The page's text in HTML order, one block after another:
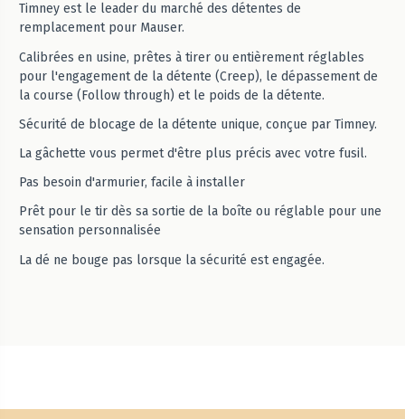
Timney est le leader du marché des détentes de
remplacement pour Mauser.
Calibrées en usine, prêtes à tirer ou entièrement réglables
pour l'engagement de la détente (Creep), le dépassement de
la course (Follow through) et le poids de la détente.
Sécurité de blocage de la détente unique, conçue par Timney.
La gâchette vous permet d'être plus précis avec votre fusil.
Pas besoin d'armurier, facile à installer
Prêt pour le tir dès sa sortie de la boîte ou réglable pour une
sensation personnalisée
La dé ne bouge pas lorsque la sécurité est engagée.